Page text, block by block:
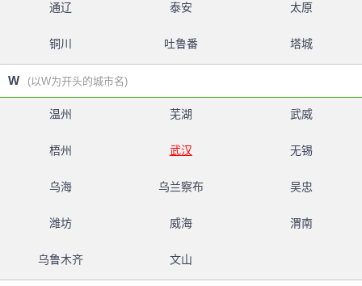
通辽 泰安 太原
铜川 吐鲁番 塔城
W (以W为开头的城市名)
温州 芜湖 武威
梧州 武汉 无锡
乌海 乌兰察布 吴忠
潍坊 威海 渭南
乌鲁木齐 文山